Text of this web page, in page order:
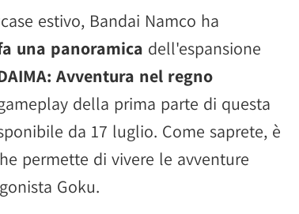
estivo, Bandai Namco ha
una panoramica dell'espansione
Avventura nel regno
della prima parte di questa
da 17 luglio. Come saprete, è
permette di vivere le avventure
Goku.